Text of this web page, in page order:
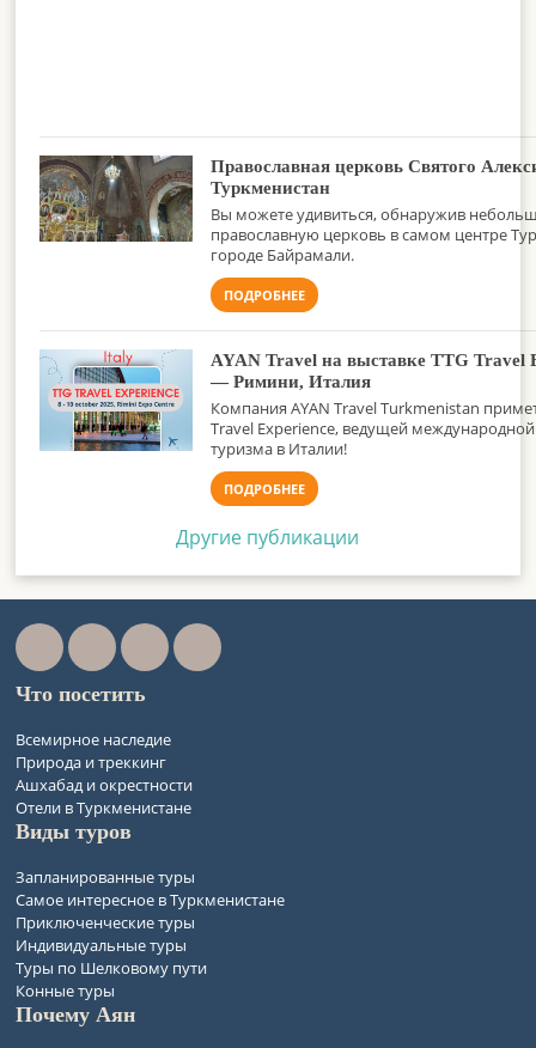
Православная церковь Святого
Туркменистан
Вы можете удивиться, обнаружив
православную церковь в самом центре
городе Байрамали.
ПОДРОБНЕЕ
AYAN Travel на выставке TTG Travel
— Римини, Италия
Компания AYAN Travel Turkmenistan
Travel Experience, ведущей международной
туризма в Италии!
ПОДРОБНЕЕ
Другие публикации
Что посетить
Всемирное наследие
Природа и треккинг
Ашхабад и окрестности
Отели в Туркменистане
Виды туров
Запланированные туры
Самое интересное в Туркменистане
Приключенческие туры
Индивидуальные туры
Туры по Шелковому пути
Конные туры
Почему Аян